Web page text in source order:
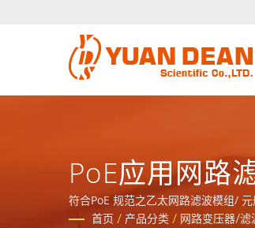
PoE应用网路
符合PoE 规范之乙太网路滤波模组/
和IATF16949 认证。
首页 / 产品分类 / 网路变压器/滤